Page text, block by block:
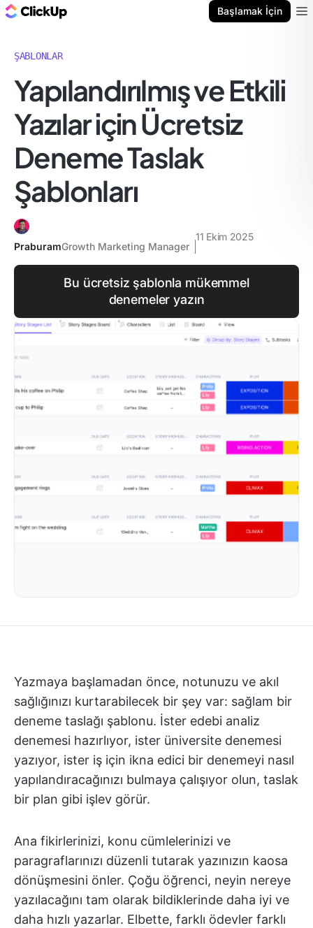
Başlamak İçin
ŞABLONLAR
Yapılandırılmış ve Etkili
Yazılar için Ücretsiz
Deneme Taslak
Şablonları
PraburamGrowth Marketing Manager
11 Ekim 2025
Bu ücretsiz şablonla mükemmel
denemeler yazın
Yazmaya başlamadan önce, notunuzu ve akıl
sağlığınızı kurtarabilecek bir şey var: sağlam bir
deneme taslağı şablonu. İster edebi analiz
denemesi hazırlıyor, ister üniversite denemesi
yazıyor, ister iş için ikna edici bir denemeyi nasıl
yapılandıracağınızı bulmaya çalışıyor olun, taslak
bir plan gibi işlev görür.
Ana fikirlerinizi, konu cümlelerinizi ve
paragraflarınızı düzenli tutarak yazınızın kaosa
dönüşmesini önler. Çoğu öğrenci, neyin nereye
yazılacağını tam olarak bildiklerinde daha iyi ve
daha hızlı yazarlar. Elbette, farklı ödevler farklı